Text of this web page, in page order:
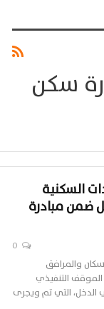
سكن
السكنية
مبادرة
والمرافق
الموقف التنفيذي
التي تم ويجرى